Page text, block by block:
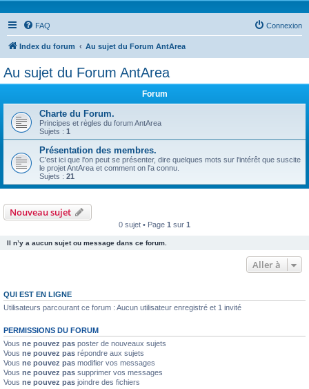
FAQ Connexion
Index du forum Au sujet du Forum AntArea
Au sujet du Forum AntArea
Forum
Charte du Forum.
Principes et règles du forum AntArea
Sujets : 1
Présentation des membres.
C'est ici que l'on peut se présenter, dire quelques mots sur l'intérêt que suscite
le projet AntArea et comment on l'a connu.
Sujets : 21
Nouveau sujet
0 sujet • Page 1 sur 1
Il n’y a aucun sujet ou message dans ce forum.
Aller à
QUI EST EN LIGNE
Utilisateurs parcourant ce forum : Aucun utilisateur enregistré et 1 invité
PERMISSIONS DU FORUM
Vous ne pouvez pas poster de nouveaux sujets
Vous ne pouvez pas répondre aux sujets
Vous ne pouvez pas modifier vos messages
Vous ne pouvez pas supprimer vos messages
Vous ne pouvez pas joindre des fichiers